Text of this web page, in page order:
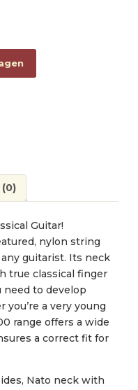
fb, pink sunburst aantal
Guitar!
nylon string
guitarist. Its neck
true classical finger
need to develop
a very young
range offers a wide
a correct fit for
Nato neck with